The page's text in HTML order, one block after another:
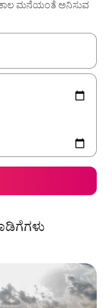
ಕಾಲ ಮನೆಯಂತೆ ಅನಿಸುವ
ಬಾಣದ ಕೀಲಿಗಳೊಂದಿಗೆ